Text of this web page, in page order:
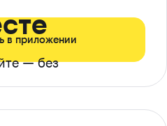
— без
в приложении